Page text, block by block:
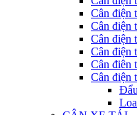
Cân điện
Cân điện
Cân
Cân điện
Cân điên
Cân